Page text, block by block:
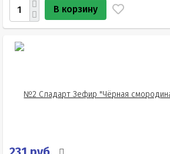
В корзину